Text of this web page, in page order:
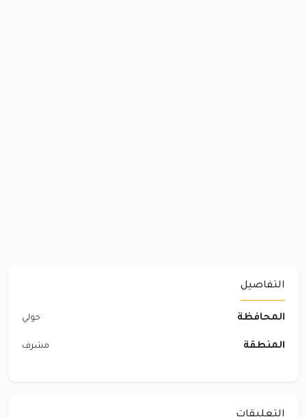
التفاصيل
المحافظة حولي
المنطقة مشرف